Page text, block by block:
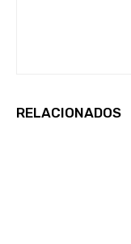
RELACIONADOS